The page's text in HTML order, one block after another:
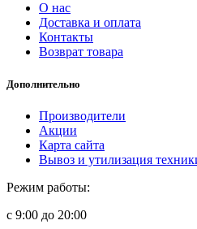
О нас
Доставка и оплата
Контакты
Возврат товара
Дополнительно
Производители
Акции
Карта сайта
Вывоз и утилизация
Режим работы:
с 9:00 до 20:00